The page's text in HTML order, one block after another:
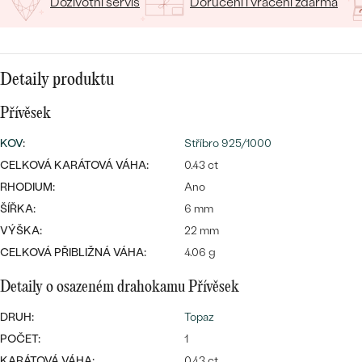
Nejprodávanější
DRAHOKAM
DLE MATERIÁLU
ZLATO
STŘÍBRO
S LAB-GROWN DIAMANTY
S PERLAMI
DLE STYLU
PERSONALIZOVANÉ
SYMBOLICKÉ
PODLE PŘÍLEŽITOSTI
PODLE BARVY
Nejprodávanější
LUXUSNÍ
CENOVĚ DOSTUPNÉ
Detaily produktu
Přívěsek
KOV:
Stříbro 925/1000
CELKOVÁ KARÁTOVÁ VÁHA:
0.43 ct
RHODIUM:
Ano
ŠÍŘKA:
6 mm
VÝŠKA:
22 mm
CELKOVÁ PŘIBLIŽNÁ VÁHA:
4.06 g
Detaily o osazeném drahokamu Přívěsek
DRUH:
Topaz
POČET:
1